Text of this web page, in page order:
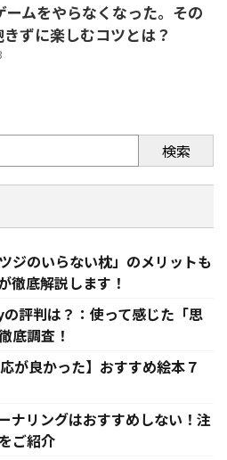
ームをやらなくなった。その
きずに楽しむコツとは？
検索
ジのいらない枕」のメリットも
徹底解説します！
評判は？：使って感じた「思
底調査！
が良かった】おすすめ絵本７
ナリングはおすすめしない！注
ご紹介